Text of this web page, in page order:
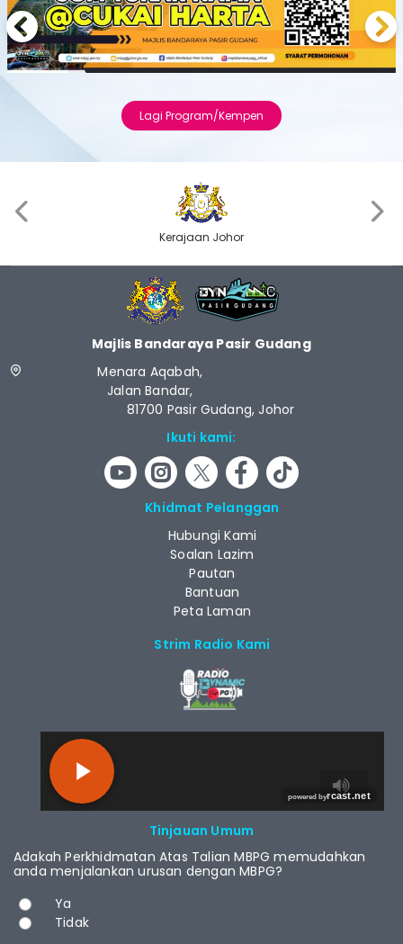
Next
Lagi Program/Kempen
Kerajaan Johor
Majlis Bandaraya Pasir Gudang
Menara Aqabah,
Jalan Bandar,
81700 Pasir Gudang, Johor
Ikuti kami:
Khidmat Pelanggan
Hubungi Kami
Soalan Lazim
Pautan
Bantuan
Peta Laman
Strim Radio Kami
Tinjauan Umum
Adakah Perkhidmatan Atas Talian MBPG memudahkan
anda menjalankan urusan dengan MBPG?
Pilihan
Ya
Tidak